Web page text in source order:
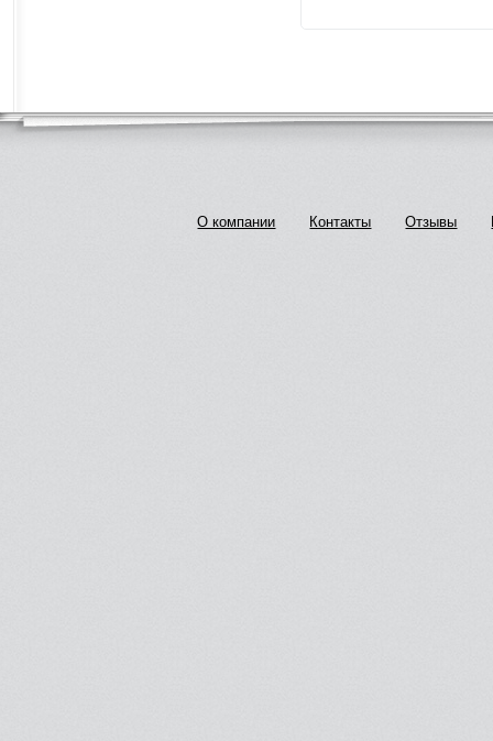
О компании Контакты Отзывы